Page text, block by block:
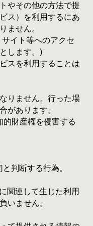
やその他の方法で提
ス）を利用するにあ
ません。
イト等へのアクセ
します。)
スを利用することは
りません。行った場
があります。
的財産権を侵害する
判断する行為。
関連して生じた利用
いません。